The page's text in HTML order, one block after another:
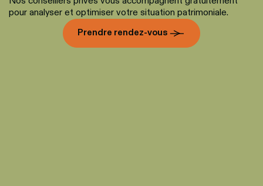
pour analyser et optimiser votre situation patrimoniale.
Prendre rendez-vous